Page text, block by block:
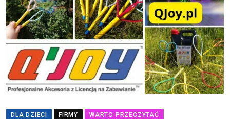
DLA DZIECI FIRMY
WARTO PRZECZYTAĆ